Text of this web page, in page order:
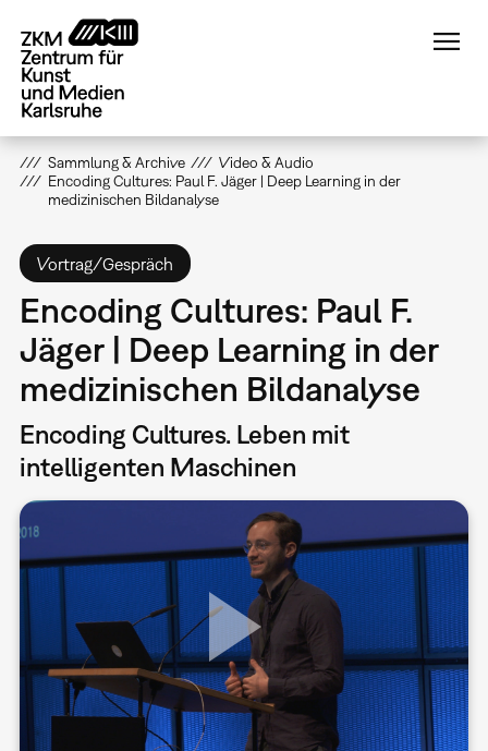
zum
Inhalt
Sammlung & Archive
Video & Audio
Encoding Cultures: Paul F. Jäger | Deep Learning in der
medizinischen Bildanalyse
Vortrag/Gespräch
Encoding Cultures: Paul F.
Jäger | Deep Learning in der
medizinischen Bildanalyse
Encoding Cultures. Leben mit
intelligenten Maschinen